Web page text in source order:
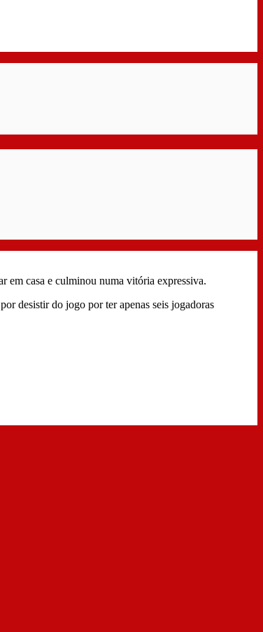
em casa e culminou numa vitória expressiva.
desistir do jogo por ter apenas seis jogadoras